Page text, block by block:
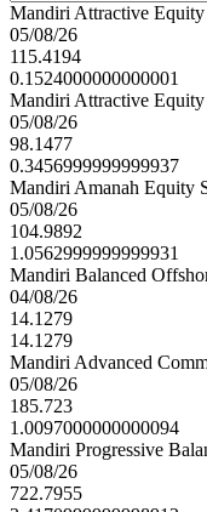
Mandiri Attractive
05/08/26
115.4194
0.1524000000000001
Mandiri Attractive
05/08/26
98.1477
0.3456999999999937
Mandiri Amanah Equity
05/08/26
104.9892
1.0562999999999931
Mandiri Balanced
04/08/26
14.1279
14.1279
Mandiri Advanced
05/08/26
185.723
1.0097000000000094
Mandiri Progressive
05/08/26
722.7955